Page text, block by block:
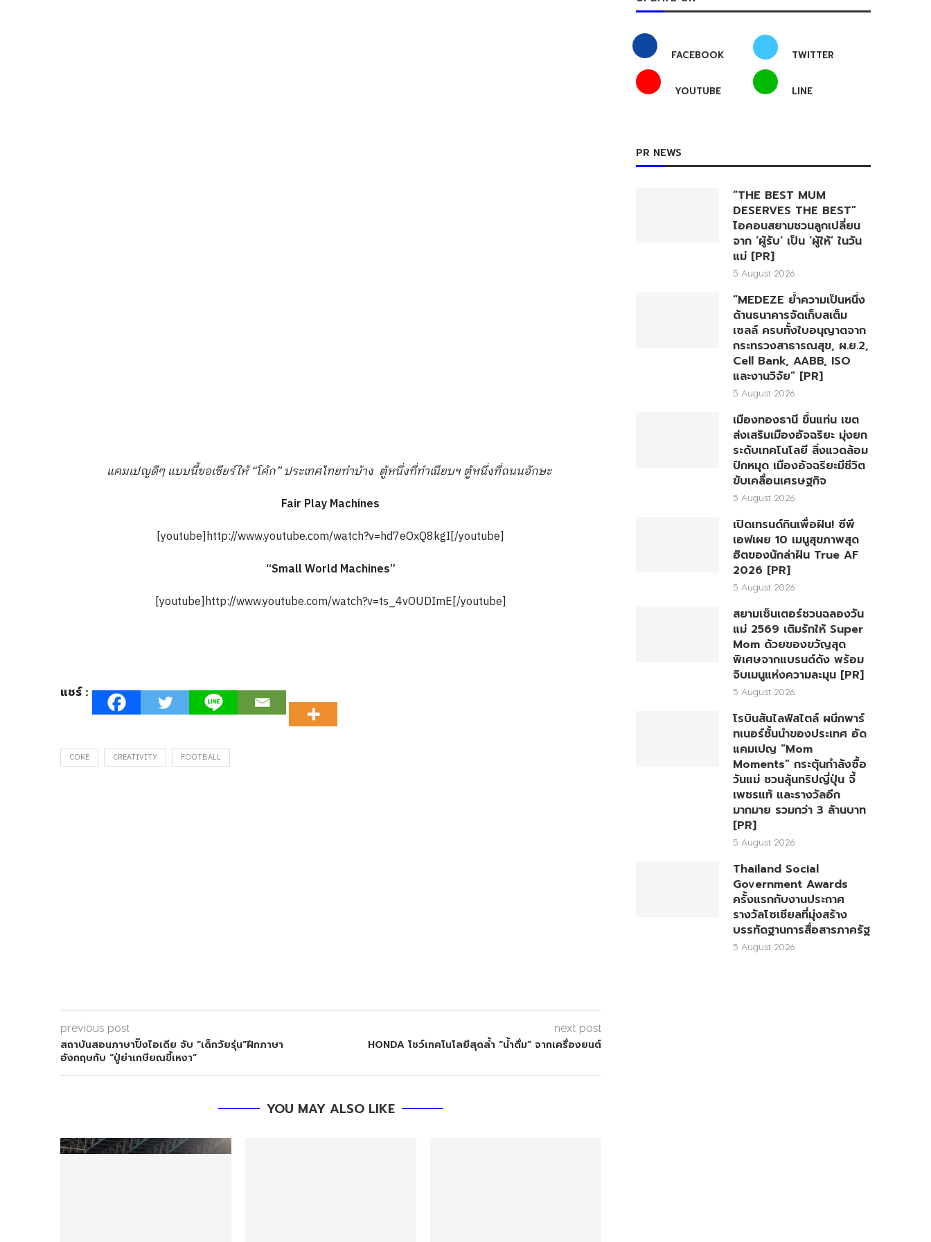
แคมเปญดีๆ แบบนี้ขอเชียร์ให้ “โค้ก” ประเทศไทยทำบ้าง ตู้หนึ่งที่ทำเนียบฯ ตู้หนึ่งที่ถนนอักษะ
Fair Play Machines
[youtube]http://www.youtube.com/watch?v=hd7eOxQ8kgI[/youtube]
“Small World Machines”
[youtube]http://www.youtube.com/watch?v=ts_4vOUDImE[/youtube]
แชร์ :
COKE CREATIVITY FOOTBALL
previous post
สถาบันสอนภาษาปิ๊งไอเดีย จับ “เด็กวัยรุ่น”ฝึกภาษา
อังกฤษกับ “ปู่ย่าเกษียณขี้เหงา”
next post
HONDA โชว์เทคโนโลยีสุดล้ำ “น้ำดื่ม” จากเครื่องยนต์
YOU MAY ALSO LIKE
FACEBOOK TWITTER
YOUTUBE LINE
PR NEWS
“THE BEST MUM
DESERVES THE BEST”
ไอคอนสยามชวนลูกเปลี่ยน
จาก ‘ผู้รับ’ เป็น ‘ผู้ให้’ ในวัน
แม่ [PR]
5 August 2026
“MEDEZE ย้ำความเป็นหนึ่ง
ด้านธนาคารจัดเก็บสเต็ม
เซลล์ ครบทั้งใบอนุญาตจาก
กระทรวงสาธารณสุข, ผ.ย.2,
Cell Bank, AABB, ISO
และงานวิจัย” [PR]
5 August 2026
เมืองทองธานี ขึ้นแท่น เขต
ส่งเสริมเมืองอัจฉริยะ มุ่งยก
ระดับเทคโนโลยี สิ่งแวดล้อม
ปักหมุด เมืองอัจฉริยะมีชีวิต
ขับเคลื่อนเศรษฐกิจ
5 August 2026
เปิดเทรนด์กินเพื่อฝัน! ซีพี
เอฟเผย 10 เมนูสุขภาพสุด
ฮิตของนักล่าฝัน True AF
2026 [PR]
5 August 2026
สยามเซ็นเตอร์ชวนฉลองวัน
แม่ 2569 เติมรักให้ Super
Mom ด้วยของขวัญสุด
พิเศษจากแบรนด์ดัง พร้อม
จิบเมนูแห่งความละมุน [PR]
5 August 2026
โรบินสันไลฟ์สไตล์ ผนึกพาร์
ทเนอร์ชั้นนำของประเทศ อัด
แคมเปญ “Mom
Moments” กระตุ้นกำลังซื้อ
วันแม่ ชวนลุ้นทริปญี่ปุ่น จี้
เพชรแท้ และรางวัลอีก
มากมาย รวมกว่า 3 ล้านบาท
[PR]
5 August 2026
Thailand Social
Government Awards
ครั้งแรกกับงานประกาศ
รางวัลโซเชียลที่มุ่งสร้าง
บรรทัดฐานการสื่อสารภาครัฐ
5 August 2026